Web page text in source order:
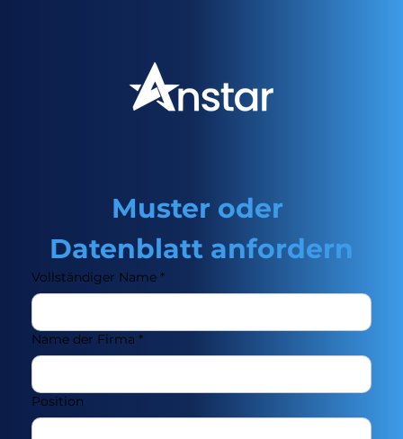
Muster oder
Datenblatt anfordern
Vollständiger Name *
Name der Firma *
Position